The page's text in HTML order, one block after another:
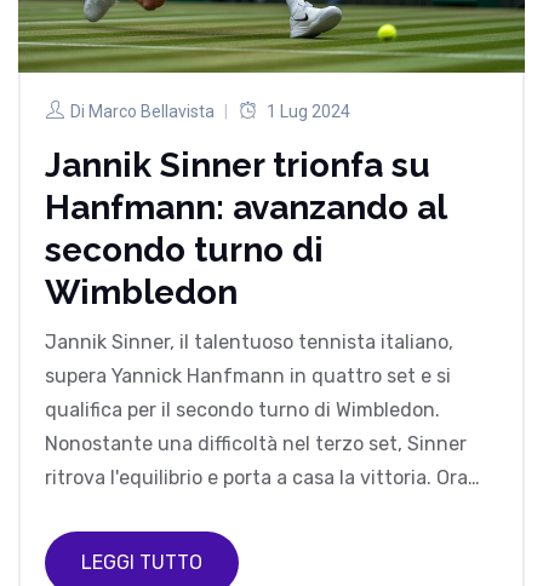
Di Marco Bellavista 1 Lug 2024
Jannik Sinner trionfa su
Hanfmann: avanzando al
secondo turno di
Wimbledon
Jannik Sinner, il talentuoso tennista italiano,
supera Yannick Hanfmann in quattro set e si
qualifica per il secondo turno di Wimbledon.
Nonostante una difficoltà nel terzo set, Sinner
ritrova l'equilibrio e porta a casa la vittoria. Ora
LEGGI TUTTO